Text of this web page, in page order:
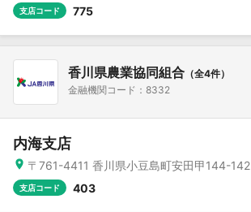
支店コード 775
香川県農業協同組合 （全4件）
金融機関コード：8332
内海支店
〒761-4411 香川県小豆島町安田甲144-142
支店コード 403